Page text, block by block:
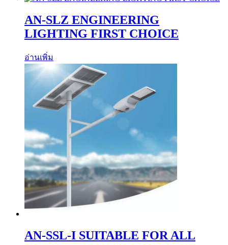
AN-SLZ ENGINEERING
LIGHTING FIRST CHOICE
อ่านเพิ่ม
AN-SSL-I SUITABLE FOR ALL